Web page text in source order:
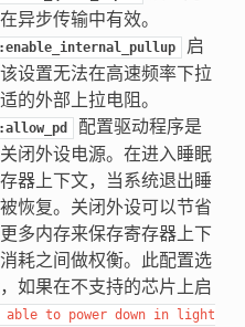
异步传输中有效。
启
设置无法在高速频率下拉
的外部上拉电阻。
配置驱动程序是
闭外设电源。在进入睡眠
器上下文，当系统退出睡
恢复。关闭外设可以节省
多内存来保存寄存器上下
耗之间做权衡。此配置选
如果在不支持的芯片上启
able to power down in
light